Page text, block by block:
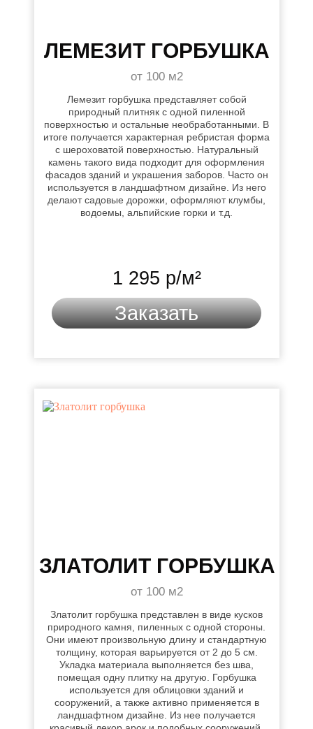
Заказать
1 295 р/м²
от 100 м2
Лемезит горбушка представляет собой
природный плитняк с одной пиленной
поверхностью и остальные необработанными. В
итоге получается характерная ребристая форма
с шероховатой поверхностью. Натуральный
камень такого вида подходит для оформления
фасадов зданий и украшения заборов. Часто он
используется в ландшафтном дизайне. Из него
делают садовые дорожки, оформляют клумбы,
водоемы, альпийские горки и т.д.
ЛЕМЕЗИТ ГОРБУШКА
от 100 м2
Златолит горбушка представлен в виде кусков
природного камня, пиленных с одной стороны.
Они имеют произвольную длину и стандартную
толщину, которая варьируется от 2 до 5 см.
Укладка материала выполняется без шва,
помещая одну плитку на другую. Горбушка
используется для облицовки зданий и
сооружений, а также активно применяется в
ландшафтном дизайне. Из нее получается
ЗЛАТОЛИТ ГОРБУШКА